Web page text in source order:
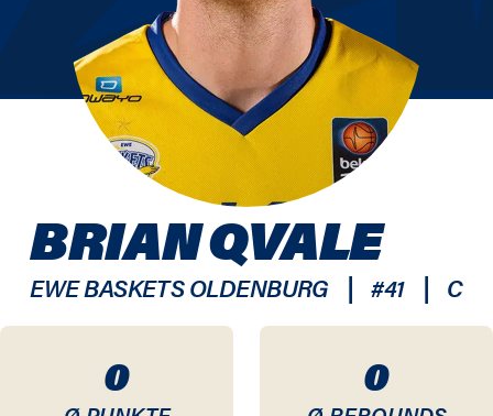
0 0
BRIAN QVALE
EWE BASKETS OLDENBURG | #41 | C